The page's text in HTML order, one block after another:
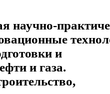
научно-
и
и газа.